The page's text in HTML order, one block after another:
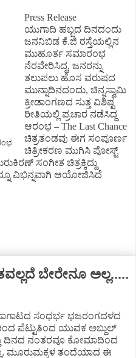
Press Release
ಯುಗಾದಿ ಹಬ್ಬದ ದಿನದಂದು
ಜನನಿಬಿಡ ಕೆ.ಜಿ ರಸ್ತೆಯಲ್ಲಿನ
ಮುಹೂರ್ತ ಸಮಾರಂಭ
ನೆರವೇರಿಸಿದ್ದ, ಜನರನ್ನು
ತಲುಪಲು ಹೊಸ ವರುಷದ
ಮುನ್ನಾದಿನದಂದು, ಚಿನ್ನಸ್ವಾಮಿ
ಕ್ರೀಡಾಂಗಣದ ಸುತ್ತ ವಿಶಿಷ್ಟ
ರೀತಿಯಲ್ಲಿ ಪ್ರಚಾರ ನಡೆಸಿದ್ದ
ಆರಂಭ – The Last Chance
ಚಿತ್ರತಂಡವು ಈಗ ಸಂಪೂರ್ಣ
ಚಿತ್ರೀಕರಣ ಮುಗಿಸಿ ಪೋಸ್ಟ್
ಸಂಗೀತ ಚಿತ್ರಕ್ಕಿದ್ದು
ವಿಭಿನ್ನವಾಗಿ ಆಯೋಜಿಸಿದೆ
ಬೇರೇನೂ ಅಲ್ಲ.....
ಸಾಗಾಟದ ಸಂಧರ್ಭ ಭಜರಂಗದಳದ
ಪೆಟ್ಟುತಿಂದ ಯುವಕ ಅಬ್ದುಲ್
ದಿನದ ನಂತರವೂ ಕೋಮಾದಿಂದ
ಮೂರುಮಕ್ಕಳ ತಂದೆಯಾದ ಈ